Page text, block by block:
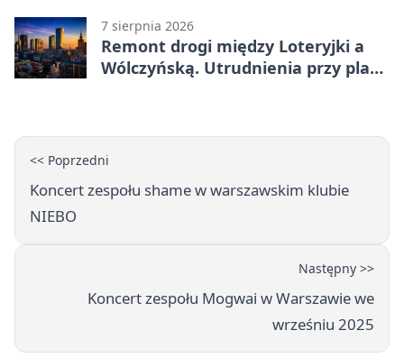
7 sierpnia 2026
Remont drogi między Loteryjki a
Wólczyńską. Utrudnienia przy placu
<< Poprzedni
Koncert zespołu shame w warszawskim klubie
NIEBO
Następny >>
Koncert zespołu Mogwai w Warszawie we
wrześniu 2025